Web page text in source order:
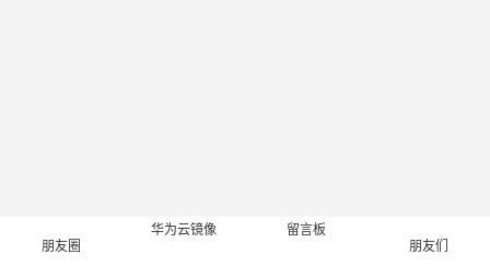
朋友圈
华为云镜像
留言板
朋友们